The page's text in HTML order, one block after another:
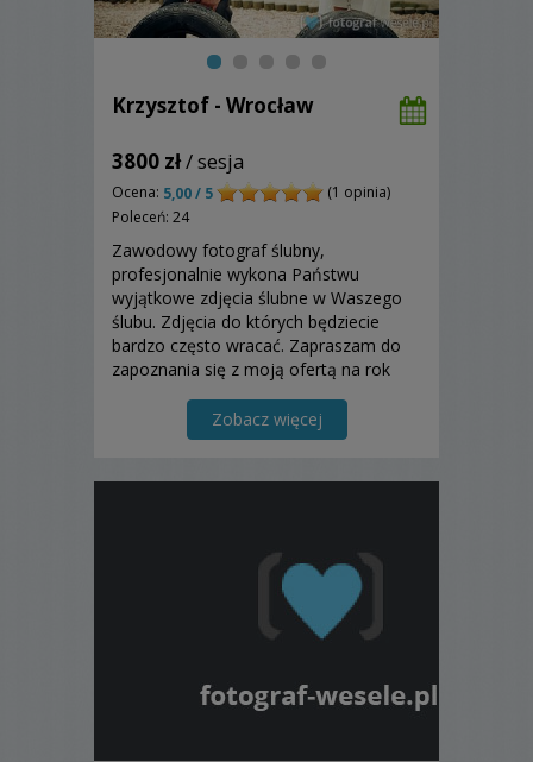
Krzysztof - Wrocław
3800 zł/ sesja
Ocena: 5,00 / 5
(1 opinia)
Poleceń: 24
Zawodowy fotograf ślubny,
profesjonalnie wykona Państwu
wyjątkowe zdjęcia ślubne w Waszego
ślubu. Zdjęcia do których będziecie
bardzo często wracać. Zapraszam do
zapoznania się z moją ofertą na rok
Zobacz więcej